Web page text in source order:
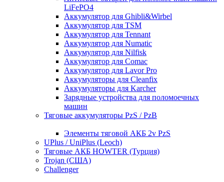
LiFePO4
Аккумулятор для Ghibli&Wirbel
Аккумулятор для TSM
Аккумулятор для Tennant
Аккумулятор для Numatic
Аккумулятор для Nilfisk
Аккумулятор для Comac
Аккумулятор для Lavor Pro
Аккумуляторы для Cleanfix
Аккумуляторы для Karcher
Зарядные устройства для поломоечных
машин
Тяговые аккумуляторы PzS / PzB
Элементы тяговой АКБ 2v PzS
UPlus / UniPlus (Leoch)
Тяговые АКБ HOWTER (Турция)
Trojan (США)
Challenger